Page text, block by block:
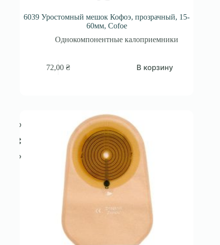
6039 Уростомный мешок Кофоэ, прозрачный, 15-
60мм, Cofoe
Однокомпонентные калоприемники
72,00₴ В корзину